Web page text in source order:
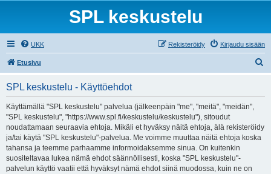
SPL keskustelu
UKK Kirjaudu sisään
Rekisteröidy
Etusivu
SPL keskustelu - Käyttöehdot
Käyttämällä "SPL keskustelu" palvelua (jälkeenpäin "me", "meitä", "meidän",
"SPL keskustelu", "https://www.spl.fi/keskustelu/keskustelu"), sitoudut
noudattamaan seuraavia ehtoja. Mikäli et hyväksy näitä ehtoja, älä rekisteröidy
ja/tai käytä "SPL keskustelu"-palvelua. Me voimme muuttaa näitä ehtoja koska
tahansa ja teemme parhaamme informoidaksemme sinua. On kuitenkin
suositeltavaa lukea nämä ehdot säännöllisesti, koska "SPL keskustelu"-
palvelun käyttö vaatii että hyväksyt nämä ehdot siinä muodossa, kuin ne on